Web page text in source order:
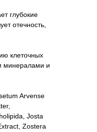
глубокие
отечность,
клеточных
минералами и
Arvense
Josta
Zostera